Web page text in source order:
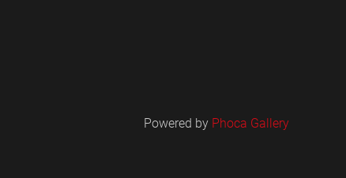
Powered by Phoca Gallery